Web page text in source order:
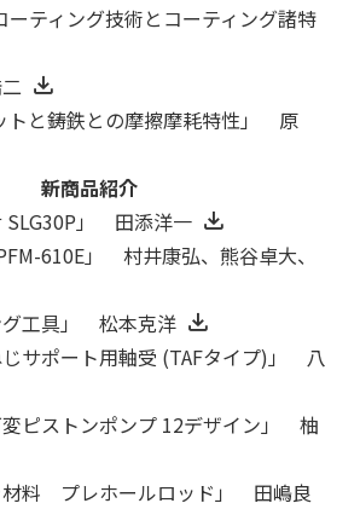
ティング技術とコーティング諸特
トと鋳鉄との摩擦摩耗特性」 原
新商品紹介
SLG30P」 田添洋一
610E」 村井康弘、熊谷卓大、
グ工具」 松本克洋
じサポート用軸受 (TAFタイプ)」 八
変ピストンポンプ 12デザイン」 柚
材料 プレホールロッド」 田嶋良